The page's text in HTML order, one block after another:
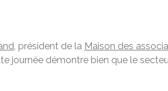
, président de la Maison des
journée démontre bien que le